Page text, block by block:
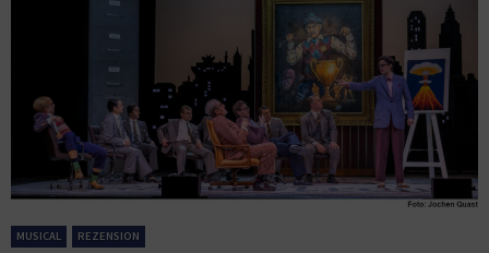
MUSICAL REZENSION